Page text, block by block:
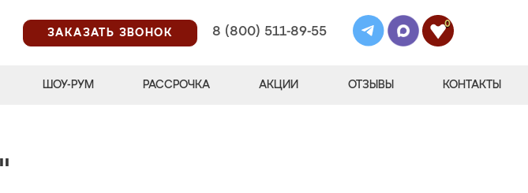
ЗАКАЗАТЬ ЗВОНОК
8 (800) 511-89-55
0
ШОУ-РУМ РАССРОЧКА АКЦИИ ОТЗЫВЫ КОНТАКТЫ